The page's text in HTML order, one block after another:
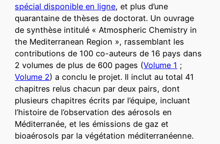
spécial disponible en ligne, et plus d’une
quarantaine de thèses de doctorat. Un ouvrage
de synthèse intitulé « Atmospheric Chemistry in
the Mediterranean Region », rassemblant les
contributions de 100 co-auteurs de 16 pays dans
2 volumes de plus de 600 pages (Volume 1 ;
Volume 2) a conclu le projet. Il inclut au total 41
chapitres relus chacun par deux pairs, dont
plusieurs chapitres écrits par l’équipe, incluant
l’histoire de l’observation des aérosols en
Méditerranée, et les émissions de gaz et
bioaérosols par la végétation méditerranéenne.